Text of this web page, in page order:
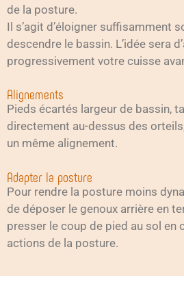
de la posture.
Il s’agit d’éloigner suffisamment
descendre le bassin. L’idée sera
progressivement votre cuisse
Alignements
Pieds écartés largeur de bassin,
directement au-dessus des
un même alignement.
Adapter la posture
Pour rendre la posture moins
de déposer le genoux arrière en
presser le coup de pied au sol en
actions de la posture.